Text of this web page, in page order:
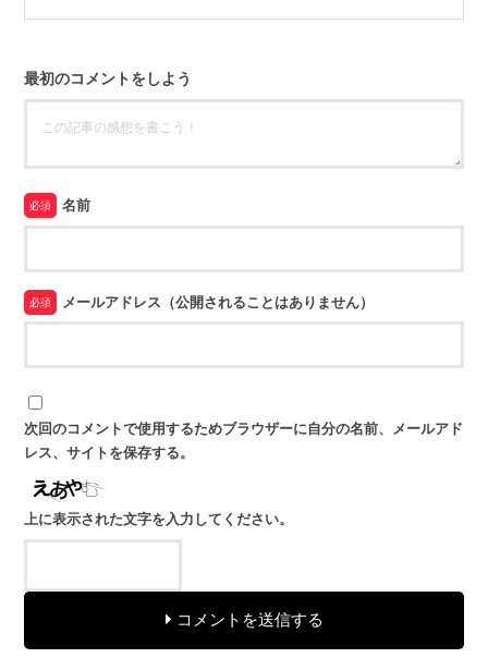
最初のコメントをしよう
必須 名前
必須 メールアドレス（公開されることはありません）
次回のコメントで使用するためブラウザーに自分の名前、メールアド
レス、サイトを保存する。
上に表示された文字を入力してください。
コメントを送信する